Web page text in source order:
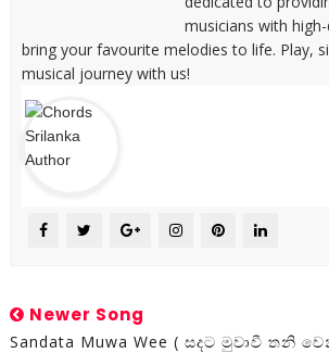
musicians with
bring your favourite melodies to life. Play,
musical journey with us!
Newer Song
Sandata Muwa Wee ( සදට මුවාවී තනි